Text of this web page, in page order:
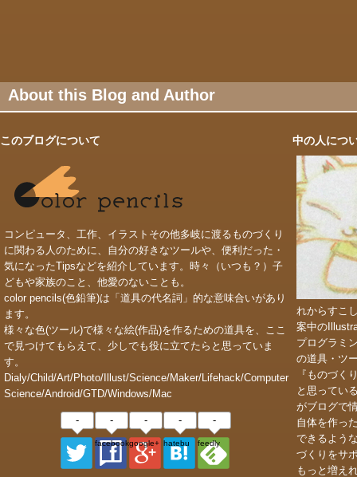
About this Blog and Author
このブログについて
コンピュータ、工作、イラストその他多岐に渡るものづくり
に関わる人のために、自分の好きなツールや、便利だった・
気になったTipsなどを紹介しています。時々（いつも？）子
どもや家族のこと、他愛のないことも。
color pencils(色鉛筆)は「道具の代名詞」的な意味合いがあり
ます。
様々な色(ツール)で様々な絵(作品)を作るための道具を、ここ
で見つけてもらえて、少しでも役に立てたらと思っていま
す。
Dialy/Child/Art/Photo/Illust/Science/Maker/Lifehack/Computer
Science/Android/GTD/Windows/Mac
- -
facebook_page
-
google+
-
hatebu
-
feedly
中の人につ
れからすこ
案中の
プログラミ
の道具・ツ
『ものづく
と思ってい
がブログで
自体を作っ
できるよう
づくりをサ
もっと増え